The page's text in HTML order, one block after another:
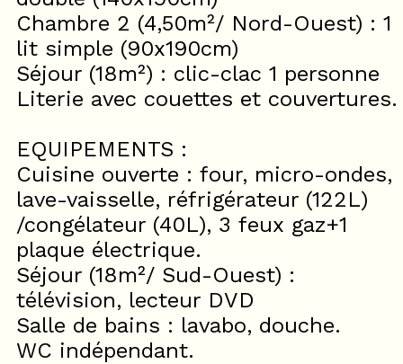
Chambre 2 (4,50m²/ Nord-Ouest) : 1
lit simple (90x190cm)
Séjour (18m²) : clic-clac 1 personne
Literie avec couettes et couvertures.
EQUIPEMENTS :
Cuisine ouverte : four, micro-ondes,
lave-vaisselle, réfrigérateur (122L)
/congélateur (40L), 3 feux gaz+1
plaque électrique.
Séjour (18m²/ Sud-Ouest) :
télévision, lecteur DVD
Salle de bains : lavabo, douche.
WC indépendant.